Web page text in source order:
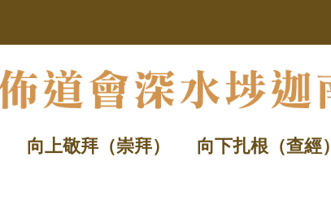
向上敬拜（崇拜） 向下扎根（查經）